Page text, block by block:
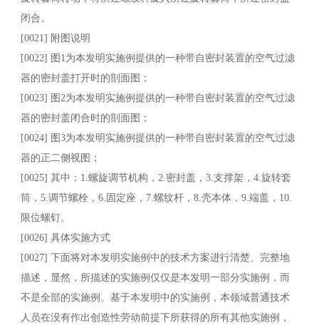
闭合。
[0021] 附图说明
[0022] 图1为本发明实施例提供的一种带自密封装置的空气过滤
器的密封盖打开时的剖面图；
[0023] 图2为本发明实施例提供的一种带自密封装置的空气过滤
器的密封盖闭合时的剖面图；
[0024] 图3为本发明实施例提供的一种带自密封装置的空气过滤
器的正二侧视图；
[0025] 其中：1.螺旋调节机构，2.密封盖，3.支撑架，4.旋转套
筒，5.调节螺栓，6.固定座，7.螺纹杆，8.壳本体，9.端盖，10.
限位螺钉。
[0026] 具体实施方式
[0027] 下面将对本发明实施例中的技术方案进行清楚、完整地
描述，显然，所描述的实施例仅仅是本发明一部分实施例，而
不是全部的实施例。基于本发明中的实施例，本领域普通技术
人员在没有作出创造性劳动前提下所获得的所有其他实施例，